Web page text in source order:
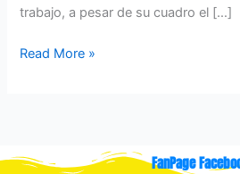
trabajo, a pesar de su cuadro el […]
Read More »
FanPage